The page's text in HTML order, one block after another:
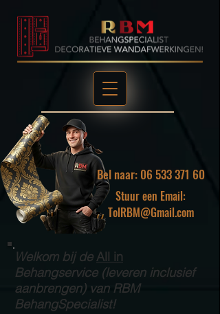
Stuur een Email:
TolRBM@Gmail.com
Bel naar: 06 533 371 60
Welkom bij deAll in
Behangservice (leveren inclusief
aanbrengen) van RBM
BehangSpecialist!